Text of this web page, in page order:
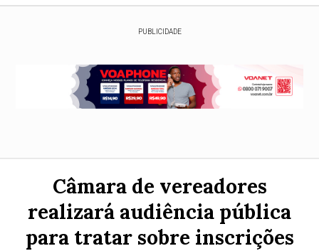
PUBLICIDADE
Câmara de vereadores
realizará audiência pública
para tratar sobre inscrições